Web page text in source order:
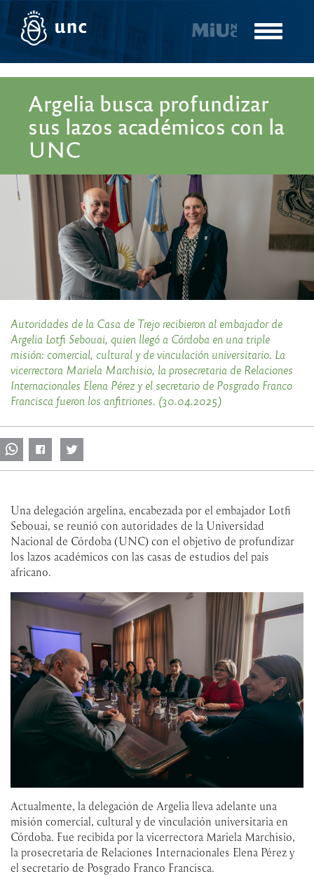
Pasar
contenido
Toggle
Argelia busca profundizar
sus lazos académicos con la
UNC
Autoridades de la Casa de Trejo recibieron al embajador de
Argelia Lotfi Sebouai, quien llegó a Córdoba en una triple
misión: comercial, cultural y de vinculación universitario. La
vicerrectora Mariela Marchisio, la prosecretaria de Relaciones
Internacionales Elena Pérez y el secretario de Posgrado Franco
Francisca fueron los anfitriones. (30.04.2025)
Una delegación argelina, encabezada por el embajador Lotfi
Sebouai, se reunió con autoridades de la Universidad
Nacional de Córdoba (UNC) con el objetivo de profundizar
los lazos académicos con las casas de estudios del país
africano.
Actualmente, la delegación de Argelia lleva adelante una
misión comercial, cultural y de vinculación universitaria en
Córdoba. Fue recibida por la vicerrectora Mariela Marchisio,
la prosecretaria de Relaciones Internacionales Elena Pérez y
el secretario de Posgrado Franco Francisca.